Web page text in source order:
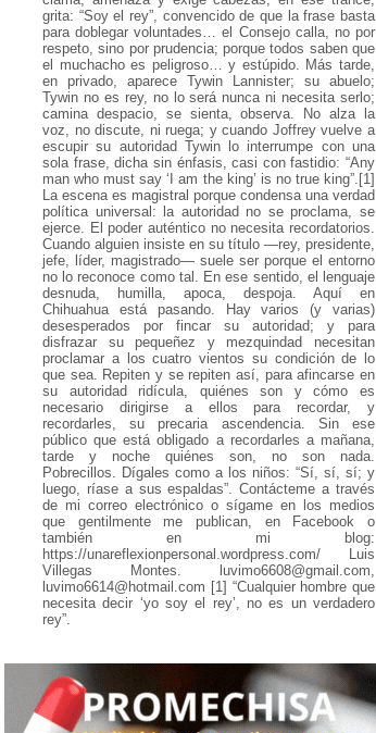
grita: “Soy el rey”, convencido de que la frase basta
para doblegar voluntades… el Consejo calla, no por
respeto, sino por prudencia; porque todos saben que
el muchacho es peligroso… y estúpido. Más tarde,
en privado, aparece Tywin Lannister; su abuelo;
Tywin no es rey, no lo será nunca ni necesita serlo;
camina despacio, se sienta, observa. No alza la
voz, no discute, ni ruega; y cuando Joffrey vuelve a
escupir su autoridad Tywin lo interrumpe con una
sola frase, dicha sin énfasis, casi con fastidio: “Any
man who must say ‘I am the king’ is no true king”.[1]
La escena es magistral porque condensa una verdad
política universal: la autoridad no se proclama, se
ejerce. El poder auténtico no necesita recordatorios.
Cuando alguien insiste en su título —rey, presidente,
jefe, líder, magistrado— suele ser porque el entorno
no lo reconoce como tal. En ese sentido, el lenguaje
desnuda, humilla, apoca, despoja. Aquí en
Chihuahua está pasando. Hay varios (y varias)
desesperados por fincar su autoridad; y para
disfrazar su pequeñez y mezquindad necesitan
proclamar a los cuatro vientos su condición de lo
que sea. Repiten y se repiten así, para afincarse en
su autoridad ridícula, quiénes son y cómo es
necesario dirigirse a ellos para recordar, y
recordarles, su precaria ascendencia. Sin ese
público que está obligado a recordarles a mañana,
tarde y noche quiénes son, no son nada.
Pobrecillos. Dígales como a los niños: “Sí, sí, sí; y
luego, ríase a sus espaldas”. Contácteme a través
de mi correo electrónico o sígame en los medios
que gentilmente me publican, en Facebook o
también en mi blog:
https://unareflexionpersonal.wordpress.com/ Luis
Villegas Montes.
luvimo6608@gmail.com,
luvimo6614@hotmail.com [1] “Cualquier hombre que
necesita decir ‘yo soy el rey’, no es un verdadero
rey”.